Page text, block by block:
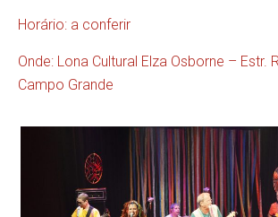
Horário: a conferir
Onde: Lona Cultural Elza Osborne – Estr.
Campo Grande